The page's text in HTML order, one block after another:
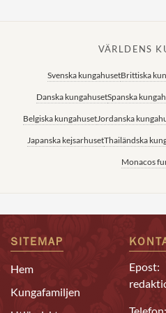
VÄRLDENS
Svenska kungahusetBrittiska
Danska kungahusetSpanska
Belgiska kungahusetJordanska
Japanska kejsarhusetThailändska
Monacos
SITEMAP
Hem
Kungafamiljen
Epost: